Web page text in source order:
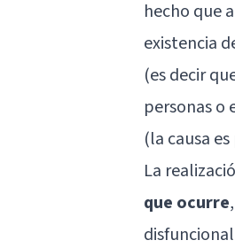
hecho que
existencia
(es decir
personas o
(la causa
La
que ocurre